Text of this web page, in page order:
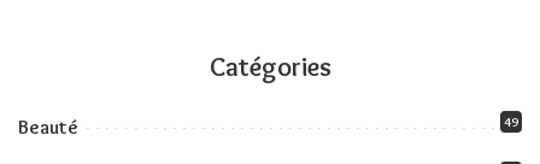
Catégories
Beauté 49